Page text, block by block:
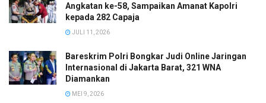
Angkatan ke-58, Sampaikan Amanat Kapolri
kepada 282 Capaja
JULI 11, 2026
Bareskrim Polri Bongkar Judi Online Jaringan
Internasional di Jakarta Barat, 321 WNA
Diamankan
MEI 9, 2026